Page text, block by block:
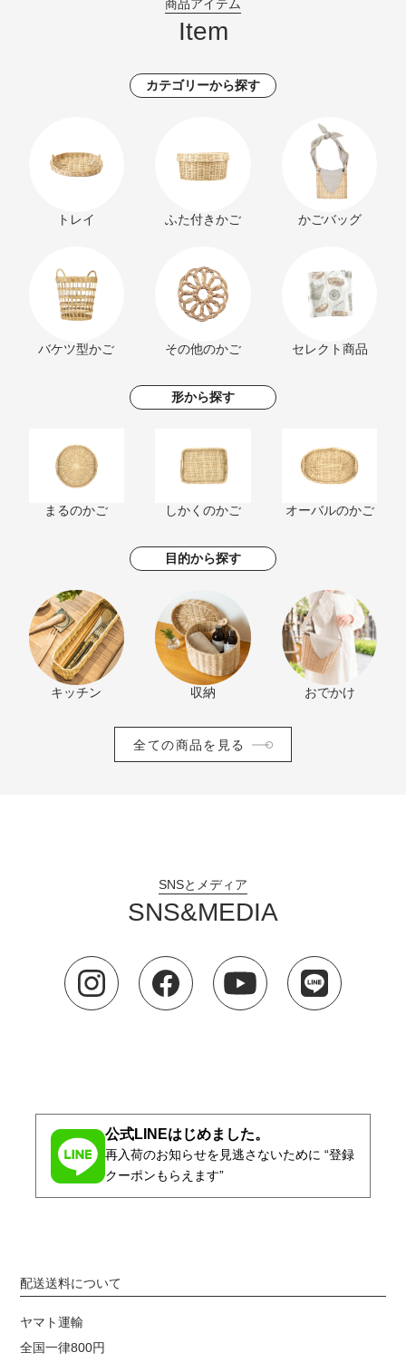
商品アイテム
Item
カテゴリーから探す
トレイ ふた付きかご かごバッグ
バケツ型かご その他のかご セレクト商品
形から探す
まるのかご しかくのかご オーバルのかご
目的から探す
キッチン 収納 おでかけ
全ての商品を見る
SNSとメディア
SNS&MEDIA
公式LINEはじめました。
再入荷のお知らせを見逃さないために “登録
クーポンもらえます”
配送送料について
ヤマト運輸
全国一律800円